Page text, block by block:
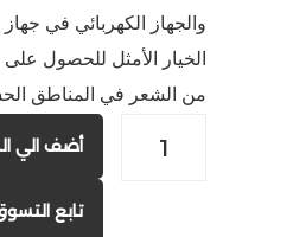
والجهاز الكهربائي في جهاز
الخيار الأمثل للحصول
من الشعر في المناطق
أضف الي
تابع